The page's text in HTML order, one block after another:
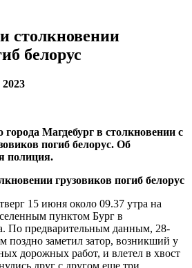
столкновении
белорус
города Магдебург в столкновении с
погиб белорус. Об
полиция.
15 июня около 09.37 утра на
пунктом Бург в
По предварительным данным, 28-
поздно заметил затор, возникший у
дорожных работ, и влетел в хвост
друг с другом еще три